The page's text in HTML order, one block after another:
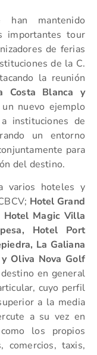
mantenido
importantes tour
de ferias
de la C.
la reunión
Costa Blanca y
nuevo ejemplo
instituciones de
un entorno
para
del destino.
varios hoteles y
Hotel Grand
Hotel Magic Villa
Hotel Port
La Galiana
Oliva Nova Golf
en general
cuyo perfil
a la media
a su vez en
los propios
comercios, taxis,